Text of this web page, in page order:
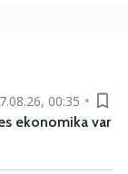
00:35
ekonomika var